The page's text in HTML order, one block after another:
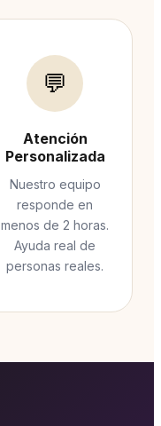
💬
Atención
Personalizada
Nuestro equipo
responde en
menos de 2 horas.
Ayuda real de
personas reales.